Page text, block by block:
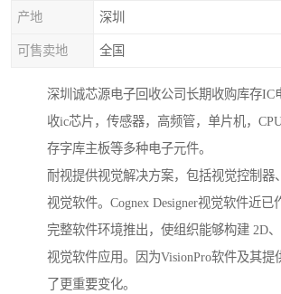
产地 深圳
可售卖地 全国
深圳诚芯源电子回收公司长期收购库存IC
收ic芯片，传感器，高频管，单片机，
存字库主板等多种电子元件。
耐视提供视觉解决方案，包括视觉控制器
视觉软件。Cognex Designer视觉软件近已
完整软件环境推出，使组织能够构建 2D
视觉软件应用。因为VisionPro软件及其提
了更重要变化。